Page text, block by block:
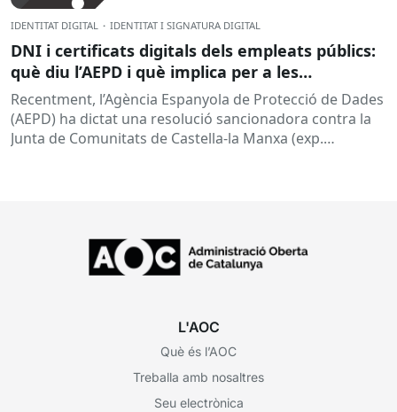
IDENTITAT DIGITAL · IDENTITAT I SIGNATURA DIGITAL
DNI i certificats digitals dels empleats públics:
què diu l’AEPD i què implica per a les
administracions?
Recentment, l’Agència Espanyola de Protecció de Dades
(AEPD) ha dictat una resolució sancionadora contra la
Junta de Comunitats de Castella-la Manxa (exp.
L'AOC
Què és l’AOC
Treballa amb nosaltres
Seu electrònica